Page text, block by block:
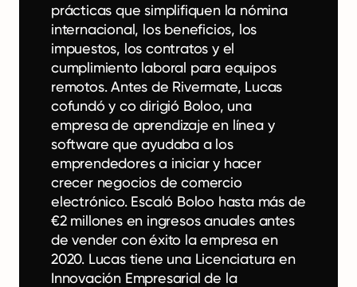
prácticas que simplifiquen la nómina
internacional, los beneficios, los
impuestos, los contratos y el
cumplimiento laboral para equipos
remotos. Antes de Rivermate, Lucas
cofundó y co dirigió Boloo, una
empresa de aprendizaje en línea y
software que ayudaba a los
emprendedores a iniciar y hacer
crecer negocios de comercio
electrónico. Escaló Boloo hasta más de
€2 millones en ingresos anuales antes
de vender con éxito la empresa en
2020. Lucas tiene una Licenciatura en
Innovación Empresarial de la